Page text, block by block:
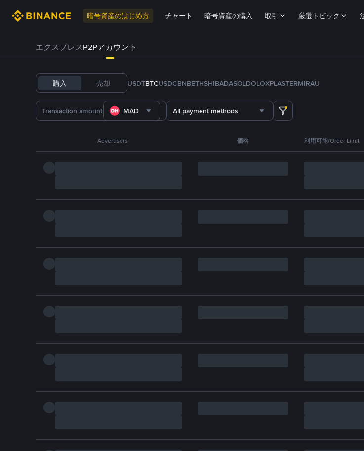
暗号資産のはじめ方 チャート 暗号資産の購入 取引 厳選トピック
エクスプレスP2Pアカウント
購入 売却 USDTBTCUSDCBNBETHSHIBADASOLDOLOXPLASTERMIRAU
MAD All payment methods
Advertisers 価格 利用可能/Order Limit